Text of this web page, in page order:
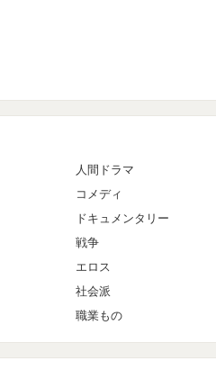
人間ドラマ
コメディ
ドキュメンタリー
戦争
エロス
社会派
職業もの